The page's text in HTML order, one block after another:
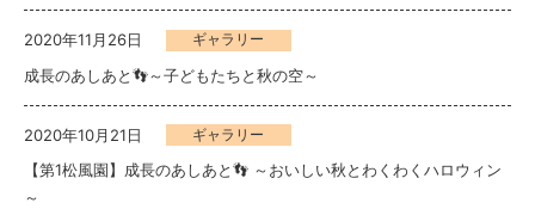
2020年11月26日 ギャラリー
成長のあしあと👣～子どもたちと秋の空～
2020年10月21日 ギャラリー
【第1松風園】成長のあしあと👣 ～おいしい秋とわくわくハロウィン
～